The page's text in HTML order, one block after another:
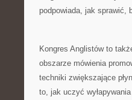
podpowiada, jak sprawić,
Kongres Anglistów to
obszarze mówienia
techniki zwiększające
to, jak uczyć